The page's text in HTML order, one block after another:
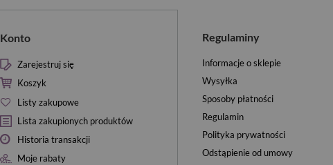
Konto
Zarejestruj się
Koszyk
Listy zakupowe
Lista zakupionych produktów
Historia transakcji
Moje rabaty
Regulaminy
Informacje o sklepie
Wysyłka
Sposoby płatności
Regulamin
Polityka prywatności
Odstąpienie od umowy